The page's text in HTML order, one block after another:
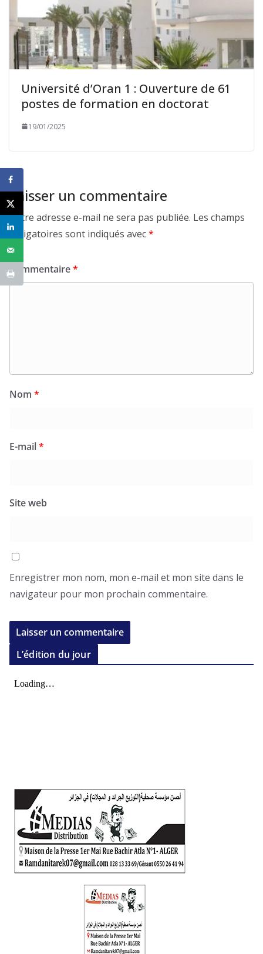
Université d’Oran 1 : Ouverture de 61
postes de formation en doctorat
19/01/2025
Laisser un commentaire
Votre adresse e-mail ne sera pas publiée. Les champs
obligatoires sont indiqués avec*
Commentaire*
Nom *
E-mail*
Site web
Enregistrer mon nom, mon e-mail et mon site dans le
navigateur pour mon prochain commentaire.
L’édition du jour